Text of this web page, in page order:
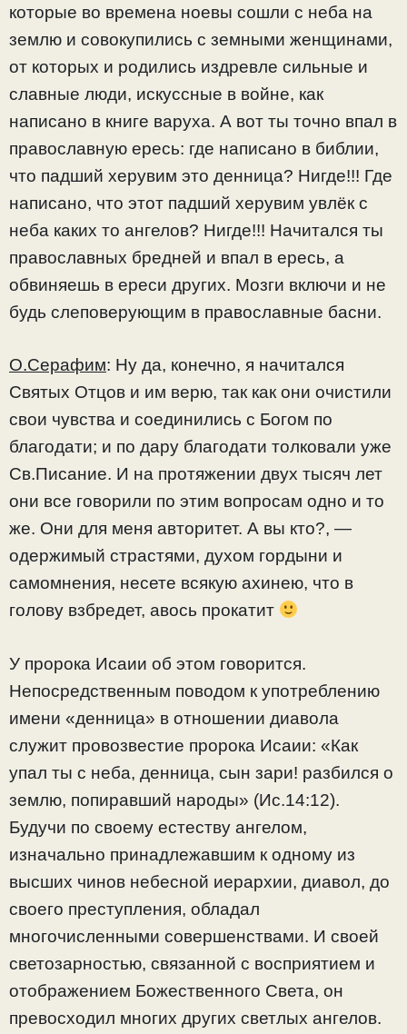
которые во времена ноевы сошли с неба на
землю и совокупились с земными женщинами,
от которых и родились издревле сильные и
славные люди, искуссные в войне, как
написано в книге варуха. А вот ты точно впал в
православную ересь: где написано в библии,
что падший херувим это денница? Нигде!!! Где
написано, что этот падший херувим увлёк с
неба каких то ангелов? Нигде!!! Начитался ты
православных бредней и впал в ересь, а
обвиняешь в ереси других. Мозги включи и не
будь слеповерующим в православные басни.
О.Серафим: Ну да, конечно, я начитался
Святых Отцов и им верю, так как они очистили
свои чувства и соединились с Богом по
благодати; и по дару благодати толковали уже
Св.Писание. И на протяжении двух тысяч лет
они все говорили по этим вопросам одно и то
же. Они для меня авторитет. А вы кто?, —
одержимый страстями, духом гордыни и
самомнения, несете всякую ахинею, что в
голову взбредет, авось прокатит
У пророка Исаии об этом говорится.
Непосредственным поводом к употреблению
имени «денница» в отношении диавола
служит провозвестие пророка Исаии: «Как
упал ты с неба, денница, сын зари! разбился о
землю, попиравший народы» (Ис.14:12).
Будучи по своему естеству ангелом,
изначально принадлежавшим к одному из
высших чинов небесной иерархии, диавол, до
своего преступления, обладал
многочисленными совершенствами. И своей
светозарностью, связанной с восприятием и
отображением Божественного Света, он
превосходил многих других светлых ангелов.